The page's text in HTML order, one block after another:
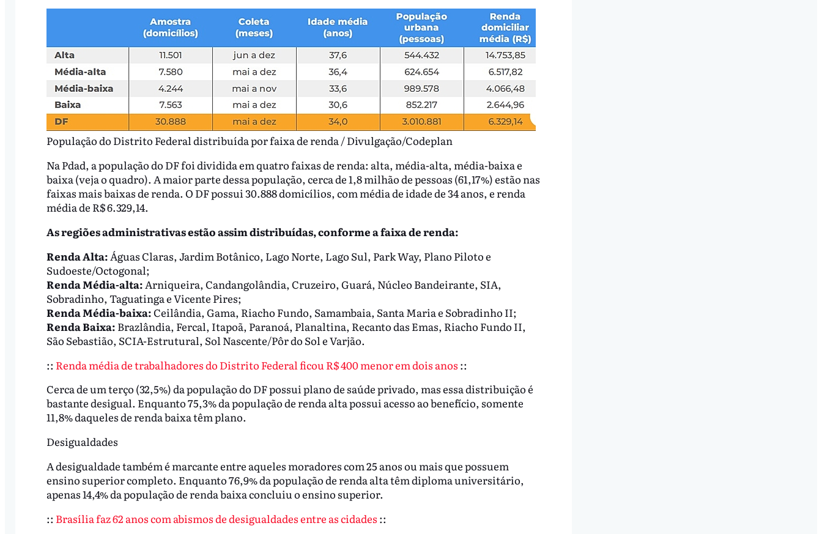
População do Distrito Federal distribuída por faixa de renda / Divulgação/Codeplan
Na Pdad, a população do DF foi dividida em quatro faixas de renda: alta, média-alta, média-baixa e
baixa (veja o quadro). A maior parte dessa população, cerca de 1,8 milhão de pessoas (61,17%) estão nas
faixas mais baixas de renda. O DF possui 30.888 domicílios, com média de idade de 34 anos, e renda
média de R$ 6.329,14.
As regiões administrativas estão assim distribuídas, conforme a faixa de renda:
Renda Alta: Águas Claras, Jardim Botânico, Lago Norte, Lago Sul, Park Way, Plano Piloto e
Sudoeste/Octogonal;
Renda Média-alta: Arniqueira, Candangolândia, Cruzeiro, Guará, Núcleo Bandeirante, SIA,
Sobradinho, Taguatinga e Vicente Pires;
Renda Média-baixa:Ceilândia, Gama, Riacho Fundo, Samambaia, Santa Maria e Sobradinho II;
Renda Baixa: Brazlândia, Fercal, Itapoã, Paranoá, Planaltina, Recanto das Emas, Riacho Fundo II,
São Sebastião, SCIA-Estrutural, Sol Nascente/Pôr do Sol e Varjão.
:: Renda média de trabalhadores do Distrito Federal ficou R$ 400 menor em dois anos ::
Cerca de um terço (32,5%) da população do DF possui plano de saúde privado, mas essa distribuição é
bastante desigual. Enquanto 75,3% da população de renda alta possui acesso ao benefício, somente
11,8% daqueles de renda baixa têm plano.
Desigualdades
A desigualdade também é marcante entre aqueles moradores com 25 anos ou mais que possuem
ensino superior completo. Enquanto 76,9% da população de renda alta têm diploma universitário,
apenas 14,4% da população de renda baixa concluiu o ensino superior.
:: Brasília faz 62 anos com abismos de desigualdades entre as cidades ::